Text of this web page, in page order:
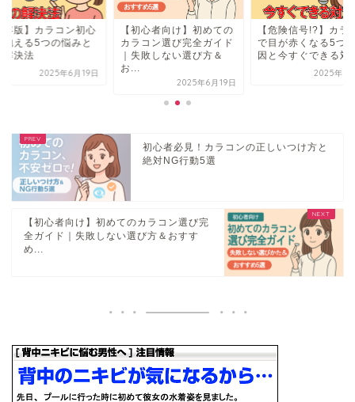
存版】カラコン初心
抱える5つの悩みと
解決法
2025年6月19日
【初心者向け】初めての
カラコン選び完全ガイド
｜失敗しない選び方＆
お...
2025年6月19日
【危険信号!?】カラ
で目が赤くなる5つ
因と今すぐできる対
2025年6
初心者必見！カラコンの正しいつけ方と
絶対NG行動5選
【初心者向け】初めてのカラコン選び完
全ガイド｜失敗しない選び方＆おすす
め...